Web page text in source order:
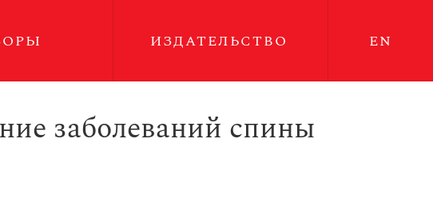
ИЗДАТЕЛЬСТВО EN
заболеваний спины